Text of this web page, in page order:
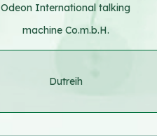
Odeon International talking
machine Co.m.b.H.
Dutreih